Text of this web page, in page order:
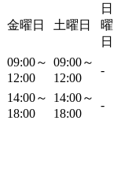
金曜日 土曜日
日
曜
日
09:00～
12:00
09:00～
12:00
-
14:00～
18:00
14:00～
18:00
-